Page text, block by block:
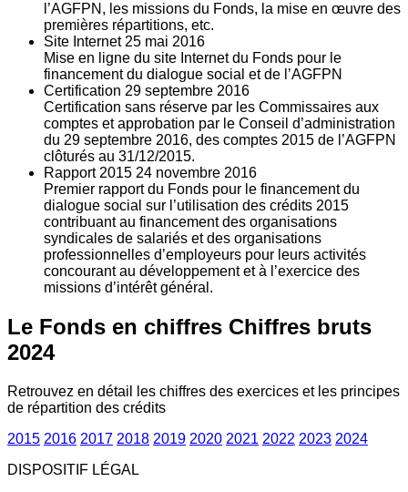
l’AGFPN, les missions du Fonds, la mise en œuvre des
premières répartitions, etc.
Site Internet 25 mai 2016
Mise en ligne du site Internet du Fonds pour le
financement du dialogue social et de l’AGFPN
Certification 29 septembre 2016
Certification sans réserve par les Commissaires aux
comptes et approbation par le Conseil d’administration
du 29 septembre 2016, des comptes 2015 de l’AGFPN
clôturés au 31/12/2015.
Rapport 2015 24 novembre 2016
Premier rapport du Fonds pour le financement du
dialogue social sur l’utilisation des crédits 2015
contribuant au financement des organisations
syndicales de salariés et des organisations
professionnelles d’employeurs pour leurs activités
concourant au développement et à l’exercice des
missions d’intérêt général.
Le Fonds en chiffres Chiffres bruts
2024
Retrouvez en détail les chiffres des exercices et les principes
de répartition des crédits
2015 2016 2017 2018 2019 2020 2021 2022 2023 2024
DISPOSITIF LÉGAL